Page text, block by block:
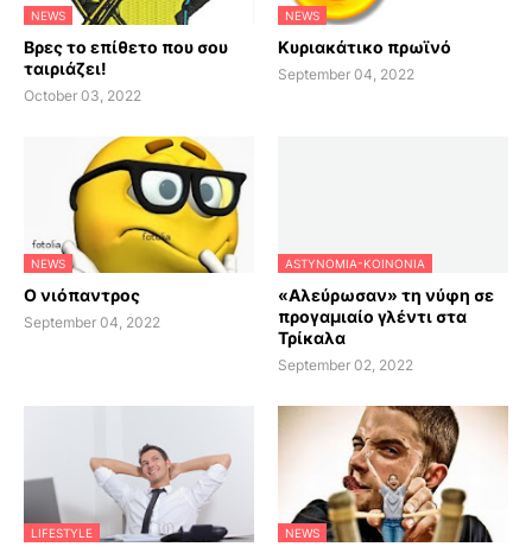
NEWS
Βρες το επίθετο που σου
ταιριάζει!
October 03, 2022
NEWS
Κυριακάτικο πρωϊνό
September 04, 2022
NEWS
Ο νιόπαντρος
September 04, 2022
ASTYNOMIA-KOINONIA
«Αλεύρωσαν» τη νύφη σε
προγαμιαίο γλέντι στα
Τρίκαλα
September 02, 2022
LIFESTYLE NEWS